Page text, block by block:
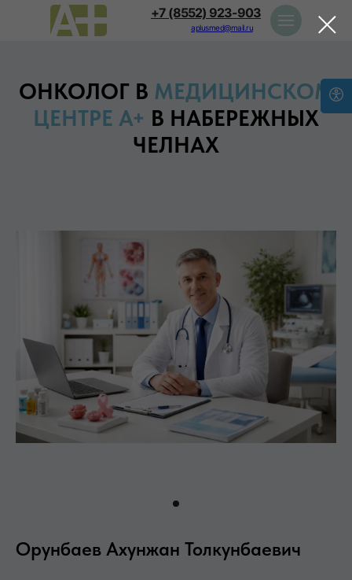
+7 (8552) 923-903
aplusmed@mail.ru
ОНКОЛОГ В МЕДИЦИНСКОМ
ЦЕНТРЕ А+ В НАБЕРЕЖНЫХ
ЧЕЛНАХ
Орунбаев Ахунжан Толкунбаевич